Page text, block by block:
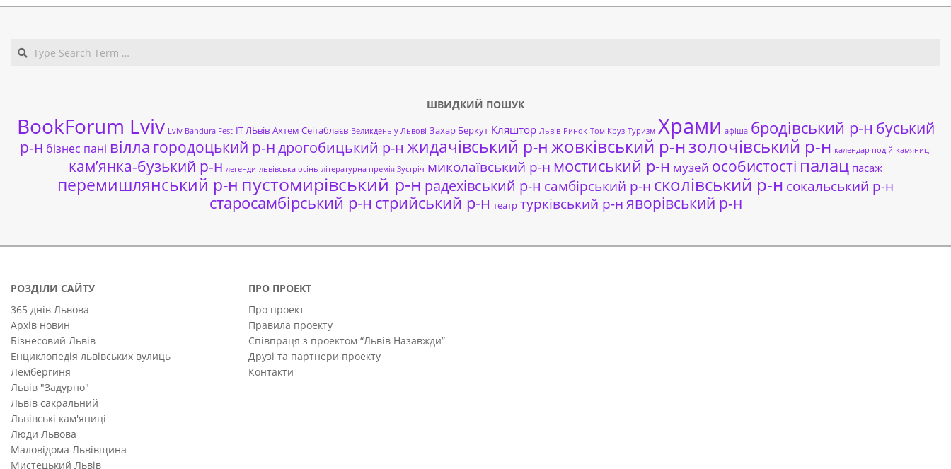
ШВИДКИЙ ПОШУК
BookForum Lviv Lviv Bandura Fest ІТ ЛЬвів Ахтем Сеітаблаєв Великдень у Львові Захар Беркут Кляштор Львів Ринок Том Круз Туризм Храми афіша бродівський р-н буський
р-н бізнес пані вілла городоцький р-ндрогобицький р-н жидачівський р-нжовківський р-нзолочівський р-н календар подій камяниці
кам’янка-бузький р-н легенди львівська осінь літературна премія Зустріч миколаївський р-н мостиський р-н музей особистості палац пасаж
перемишлянський р-н пустомирівський р-н радехівський р-н самбірський р-н сколівський р-н сокальський р-н
старосамбірський р-н стрийський р-н театр турківський р-н яворівський р-н
РОЗДІЛИ САЙТУ
365 днів Львова
Архів новин
Бізнесовий Львів
Енциклопедія львівських вулиць
Лембергиня
Львів "Задурно"
Львів сакральний
Львівські кам'яниці
Люди Львова
Маловідома Львівщина
Мистецький Львів
ПРО ПРОЕКТ
Про проект
Правила проекту
Співпраця з проектом “Львів Назавжди”
Друзі та партнери проекту
Контакти